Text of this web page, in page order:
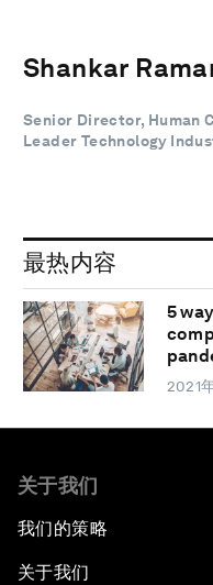
Shankar
Senior Director, Human
Leader Technology
最热内容
5
2021
关于我们
我们的策略
关于我们